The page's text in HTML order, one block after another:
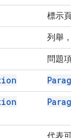
標示
列舉
問題
代表